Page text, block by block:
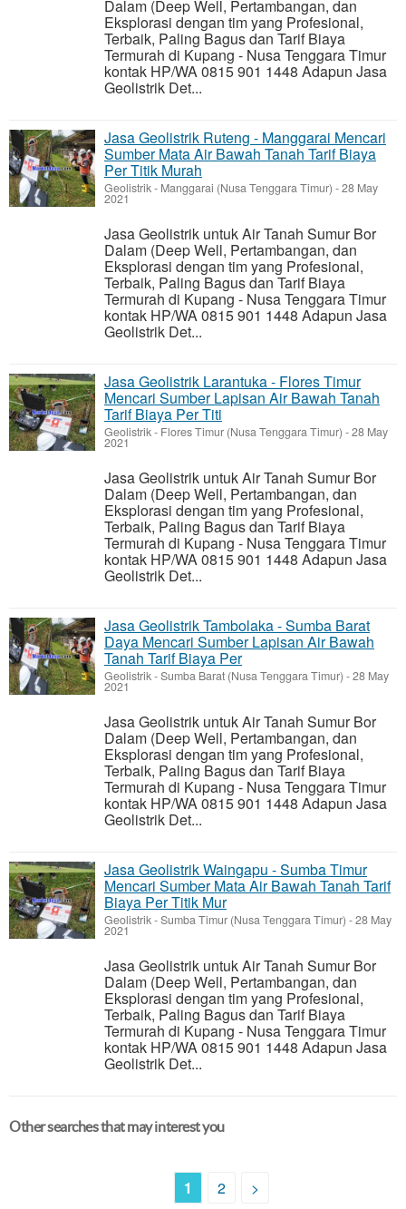
Dalam (Deep Well, Pertambangan, dan
Eksplorasi dengan tim yang Profesional,
Terbaik, Paling Bagus dan Tarif Biaya
Termurah di Kupang - Nusa Tenggara Timur
kontak HP/WA 0815 901 1448 Adapun Jasa
Geolistrik Det...
Jasa Geolistrik Ruteng - Manggarai Mencari
Sumber Mata Air Bawah Tanah Tarif Biaya
Per Titik Murah
Geolistrik- Manggarai (Nusa Tenggara Timur) -28 May
2021
Jasa Geolistrik untuk Air Tanah Sumur Bor
Dalam (Deep Well, Pertambangan, dan
Eksplorasi dengan tim yang Profesional,
Terbaik, Paling Bagus dan Tarif Biaya
Termurah di Kupang - Nusa Tenggara Timur
kontak HP/WA 0815 901 1448 Adapun Jasa
Geolistrik Det...
Jasa Geolistrik Larantuka - Flores Timur
Mencari Sumber Lapisan Air Bawah Tanah
Tarif Biaya Per Titi
Geolistrik- Flores Timur (Nusa Tenggara Timur) -28 May
2021
Jasa Geolistrik untuk Air Tanah Sumur Bor
Dalam (Deep Well, Pertambangan, dan
Eksplorasi dengan tim yang Profesional,
Terbaik, Paling Bagus dan Tarif Biaya
Termurah di Kupang - Nusa Tenggara Timur
kontak HP/WA 0815 901 1448 Adapun Jasa
Geolistrik Det...
Jasa Geolistrik Tambolaka - Sumba Barat
Daya Mencari Sumber Lapisan Air Bawah
Tanah Tarif Biaya Per
Geolistrik-Sumba Barat (Nusa Tenggara Timur) -28 May
2021
Jasa Geolistrik untuk Air Tanah Sumur Bor
Dalam (Deep Well, Pertambangan, dan
Eksplorasi dengan tim yang Profesional,
Terbaik, Paling Bagus dan Tarif Biaya
Termurah di Kupang - Nusa Tenggara Timur
kontak HP/WA 0815 901 1448 Adapun Jasa
Geolistrik Det...
Jasa Geolistrik Waingapu - Sumba Timur
Mencari Sumber Mata Air Bawah Tanah Tarif
Biaya Per Titik Mur
Geolistrik-Sumba Timur (Nusa Tenggara Timur) -28 May
2021
Jasa Geolistrik untuk Air Tanah Sumur Bor
Dalam (Deep Well, Pertambangan, dan
Eksplorasi dengan tim yang Profesional,
Terbaik, Paling Bagus dan Tarif Biaya
Termurah di Kupang - Nusa Tenggara Timur
kontak HP/WA 0815 901 1448 Adapun Jasa
Geolistrik Det...
Other searches that may interest you
1 2 >